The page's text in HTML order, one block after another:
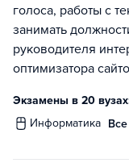
голоса, работы с
занимать
руководителя
оптимизатора
Экзамены в 20
информатика